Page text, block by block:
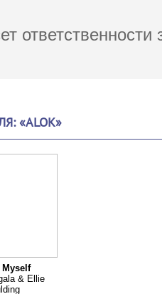
ответственности
«ALOK»
& Ellie